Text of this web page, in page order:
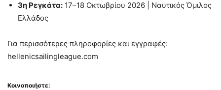
3η Ρεγκάτα: 17–18 Οκτωβρίου 2026 | Ναυτικός Όμιλος
Ελλάδος
Για περισσότερες πληροφορίες και εγγραφές:
hellenicsailingleague.com
Κοινοποιήστε: